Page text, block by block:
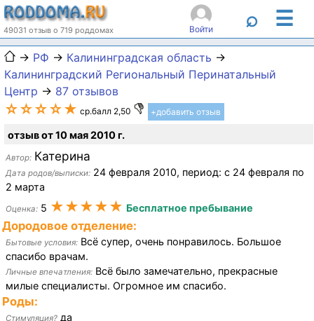
49031 отзыв о 719 роддомах Войти ⌕ ☰
→ РФ → Калининградская область →
Калининградский Региональный Перинатальный
Центр → 87 отзывов
☆☆☆☆★ ср.балл 2,50 +добавить отзыв
отзыв от 10 мая 2010 г.
Автор: Катерина
Дата родов/выписки: 24 февраля 2010, период: с 24 февраля по
2 марта
Оценка: 5 ★★★★★ Бесплатное пребывание
Дородовое отделение:
Бытовые условия: Всё супер, очень понравилось. Большое
спасибо врачам.
Личные впечатления: Всё было замечательно, прекрасные
милые специалисты. Огромное им спасибо.
Роды:
Стимуляция? да